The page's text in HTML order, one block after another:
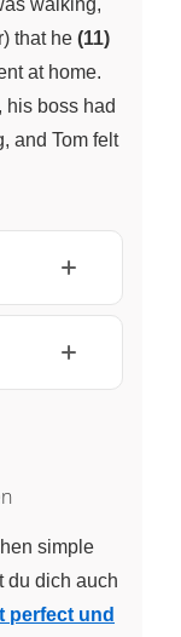
that he (11)
at home.
his boss had
and Tom felt
simple
du dich auch
perfect und